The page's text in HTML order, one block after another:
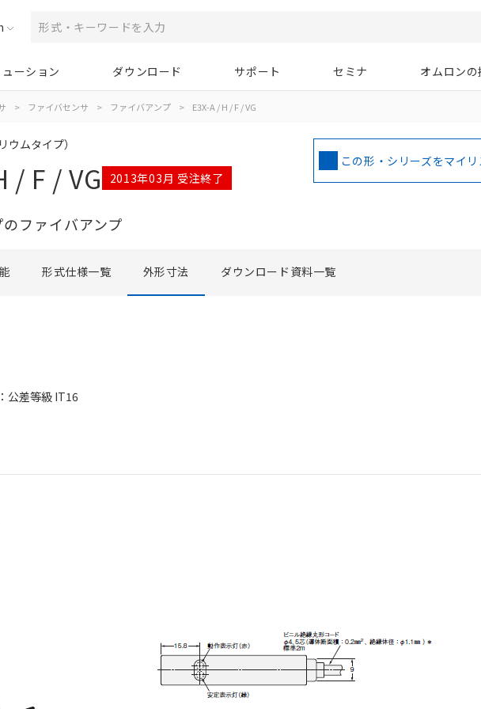
ューション ダウンロード サポート セミナ オムロン
> ファイバセンサ > ファイバアンプ > E3X-A / H / F / VG
ウムタイプ）
/ F / VG 2013年03月 受注終了
ファイバアンプ
この形・シリーズをマイ
形式仕様一覧 外形寸法 ダウンロード資料一覧
公差等級 IT16